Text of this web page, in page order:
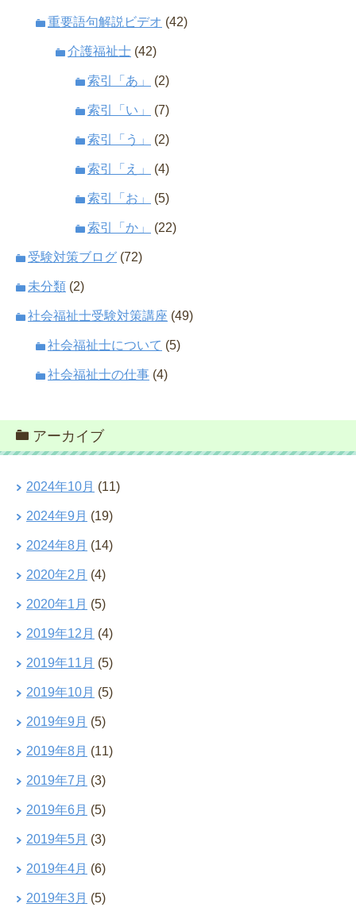
重要語句解説ビデオ (42)
介護福祉士 (42)
索引「あ」 (2)
索引「い」 (7)
索引「う」 (2)
索引「え」 (4)
索引「お」 (5)
索引「か」 (22)
受験対策ブログ (72)
未分類 (2)
社会福祉士受験対策講座 (49)
社会福祉士について (5)
社会福祉士の仕事 (4)
アーカイブ
2024年10月 (11)
2024年9月 (19)
2024年8月 (14)
2020年2月 (4)
2020年1月 (5)
2019年12月 (4)
2019年11月 (5)
2019年10月 (5)
2019年9月 (5)
2019年8月 (11)
2019年7月 (3)
2019年6月 (5)
2019年5月 (3)
2019年4月 (6)
2019年3月 (5)